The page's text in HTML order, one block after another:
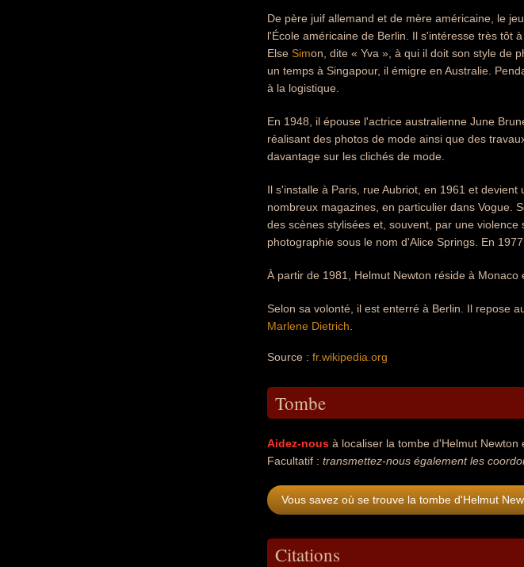
De père juif allemand et de mère américaine, le
l'École américaine de Berlin. Il s'intéresse très tôt
Else Simon, dite « Yva », à qui il doit son style de
un temps à Singapour, il émigre en Australie.
à la logistique.
En 1948, il épouse l'actrice australienne June
réalisant des photos de mode ainsi que des
davantage sur les clichés de mode.
Il s'installe à Paris, rue Aubriot, en 1961 et
nombreux magazines, en particulier dans Vogue.
des scènes stylisées et, souvent, par une
photographie sous le nom d'Alice Springs. En
À partir de 1981, Helmut Newton réside à Monaco
Selon sa volonté, il est enterré à Berlin. Il repose
Marlene Dietrich
Source : fr.wikipedia.org
Tombe
Aidez-nous à localiser la tombe d'Helmut
Facultatif : transmettez-nous également les
Vous savez où se trouve la tombe d'Helmut
Citations